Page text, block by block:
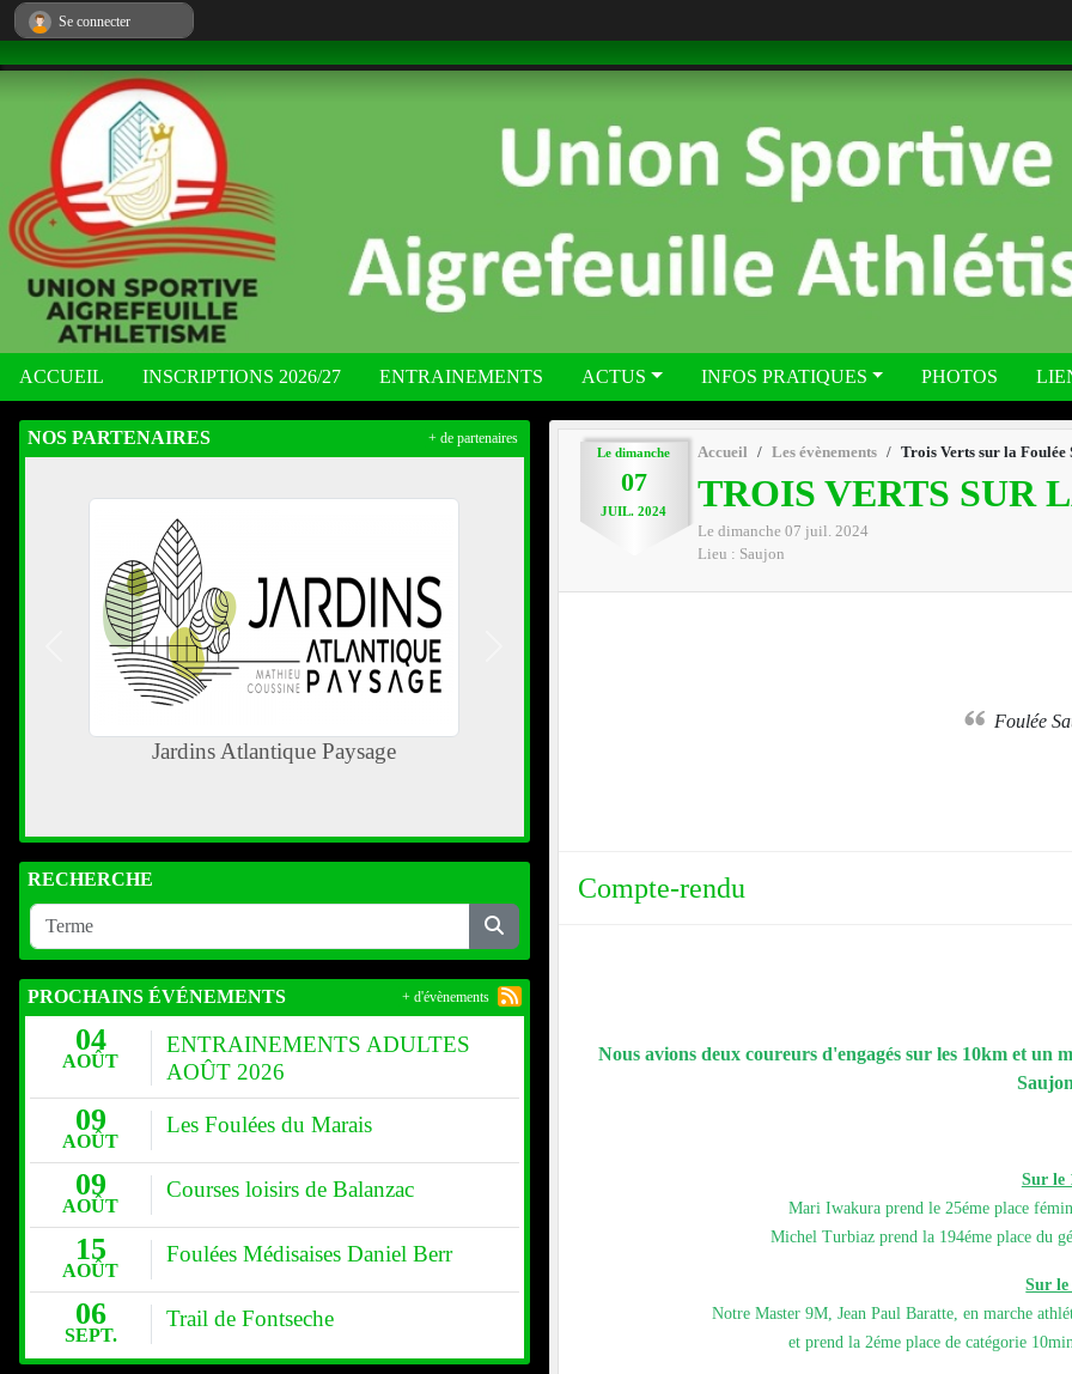
ACCUEIL INSCRIPTIONS 2026/27 ENTRAINEMENTS ACTUS INFOS PRATIQUES PHOTOS
Ledimanche
07
JUIL. 2024
Accueil Les évènements Trois Verts sur la Foulée
TROIS VERTS SUR
Le dimanche 07 juil. 2024
Lieu : Saujon
Foulée
Compte-rendu
Nous avions deux coureurs d'engagés sur les 10km et un
Sur le
Mari Iwakura prend le 25éme place
Michel Turbiaz prend la 194éme place du
Sur
Notre Master 9M, Jean Paul Baratte, en marche
et prend la 2éme place de catégorie
NOS PARTENAIRES
Jardins Atlantique Paysage
Précedent
+ de partenaires
RECHERCHE
04
ENTRAINEMENTS ADULTES
AOÛT 2026
09
AOÛT
09
AOÛT
15
AOÛT
06
SEPT.
Se connecter
Panneau de gestion des cookies